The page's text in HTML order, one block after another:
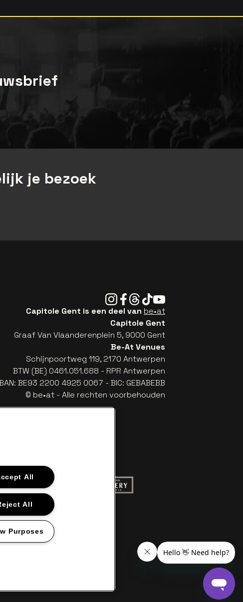
je bezoek
Instagram
Facebook
Threads
TiktokYoutube
Capitole Gent is een deel van be•at
Capitole Gent
Graaf Van Vlaanderenplein 5, 9000 Gent
Be-At Venues
Schijnpoortweg 119, 2170 Antwerpen
BTW (BE) 0461.051.688 - RPR Antwerpen
BE93 2200 4925 0067 - BIC: GEBABEBB
© be•at - Alle rechten voorbehouden
de website van Red Bull
Ga naar de website van Het logo van Aperol
Lillet in off-white
de website van Croky
Ga naar de website van Nieuwsblad
Ga naar de website van Lotto
All
All
Purposes